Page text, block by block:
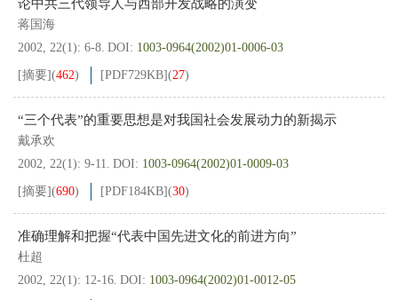
论中共三代领导人与西部开发战略的演变
蒋国海
2002, 22(1): 6-8. DOI: 1003-0964(2002)01-0006-03
[摘要](462) [PDF729KB](27)
“三个代表”的重要思想是对我国社会发展动力的新揭示
戴承欢
2002, 22(1): 9-11. DOI: 1003-0964(2002)01-0009-03
[摘要](690) [PDF184KB](30)
准确理解和把握“代表中国先进文化的前进方向”
杜超
2002, 22(1): 12-16. DOI: 1003-0964(2002)01-0012-05